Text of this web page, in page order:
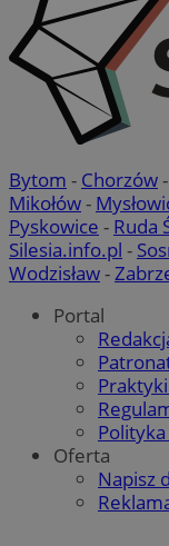
Bytom - Chorzów-
Mikołów-
Pyskowice - Ruda
Silesia.info.pl -
Wodzisław-
Portal
Oferta
Napisz